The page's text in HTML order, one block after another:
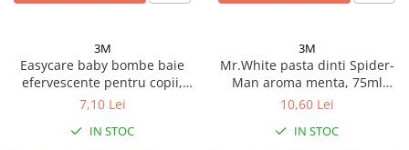
Afectiuni respiratorii
Afectiuni digestive
Afectiuni osteo-articulare
Afectiuni oftalmologice
Afectiuni cardio-vasculare
3M
Easycare baby bombe baie
efervescente pentru copii,
delicious sweets, 3 buc.
7,10 Lei
IN STOC
3M
Mr.White pasta dinti Spider-
Man aroma menta, 75ml
Zephyr Labs
10,60 Lei
IN STOC